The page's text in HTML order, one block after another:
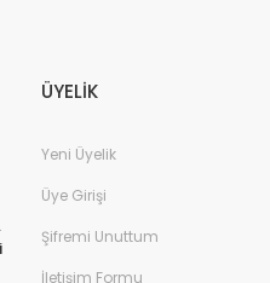
ÜYELİK
Yeni Üyelik
Üye Girişi
Şifremi Unuttum
İletişim Formu